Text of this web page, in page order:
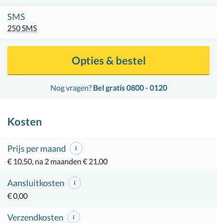
SMS
250 SMS
Nog vragen? Bel gratis 0800 - 0120
Opties & bestel
Kosten
Prijs per maand
€ 10,50, na 2 maanden € 21,00
Aansluitkosten
€ 0,00
Verzendkosten